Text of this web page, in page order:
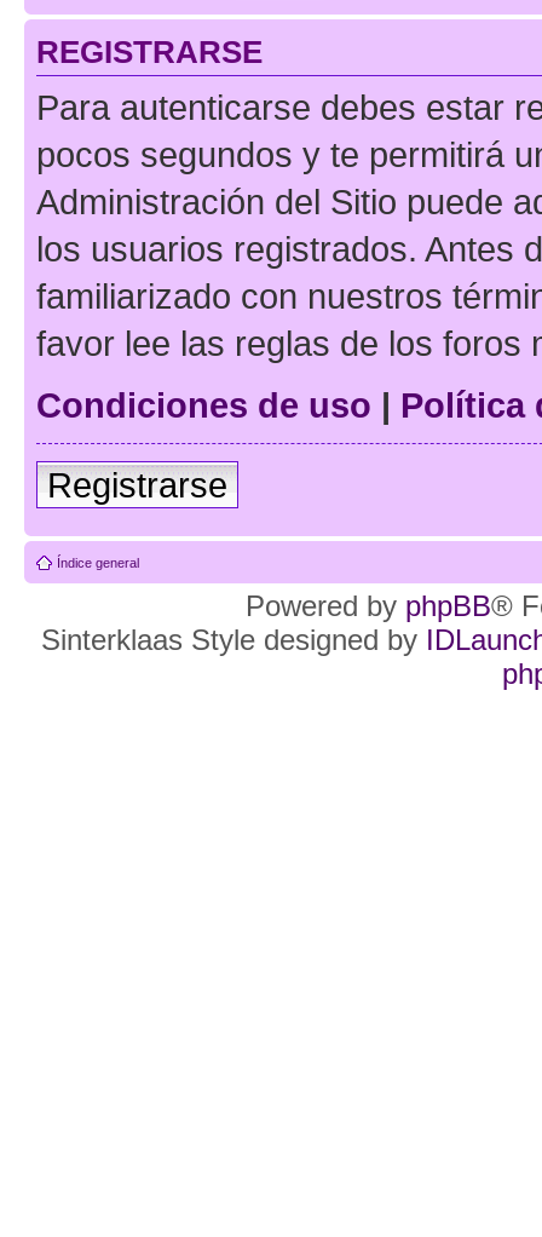
REGISTRARSE
Para autenticarse debes estar
pocos segundos y te permitirá
Administración del Sitio puede
los usuarios registrados. Antes
familiarizado con nuestros
favor lee las reglas de los foros
Condiciones de uso | Política
Registrarse
Índice general
Powered by phpBB®
Sinterklaas Style designed by